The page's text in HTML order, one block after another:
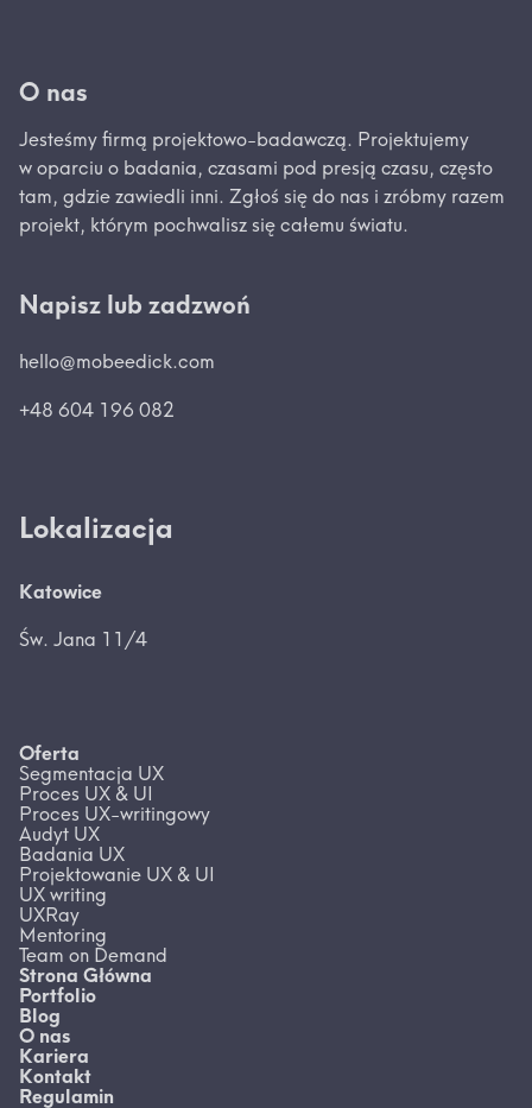
O nas
Jesteśmy firmą projektowo-badawczą. Projektujemy
w oparciu o badania, czasami pod presją czasu, często
tam, gdzie zawiedli inni. Zgłoś się do nas i zróbmy razem
projekt, którym pochwalisz się całemu światu.
Napisz lub zadzwoń
hello@mobeedick.com
+48 604 196 082
Lokalizacja
Katowice
Św. Jana 11/4
Oferta
Segmentacja UX
Proces UX & UI
Proces UX-writingowy
Audyt UX
Badania UX
Projektowanie UX & UI
UX writing
UXRay
Mentoring
Team on Demand
Strona Główna
Portfolio
Blog
O nas
Kariera
Kontakt
Regulamin